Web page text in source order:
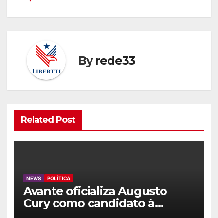
Byrede33
Related Post
NEWS POLÍTICA
Avante oficializa Augusto
Cury como candidato à